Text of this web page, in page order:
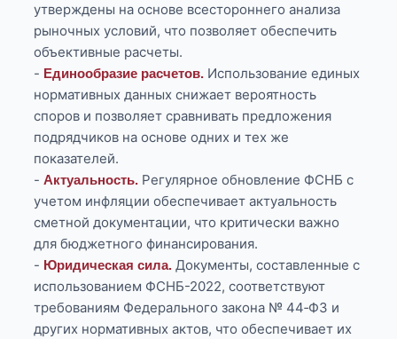
утверждены на основе всестороннего анализа
рыночных условий, что позволяет обеспечить
объективные расчеты.
- Единообразие расчетов. Использование единых
нормативных данных снижает вероятность
споров и позволяет сравнивать предложения
подрядчиков на основе одних и тех же
показателей.
-Актуальность. Регулярное обновление ФСНБ с
учетом инфляции обеспечивает актуальность
сметной документации, что критически важно
для бюджетного финансирования.
- Юридическая сила. Документы, составленные с
использованием ФСНБ-2022, соответствуют
требованиям Федерального закона № 44‑ФЗ и
других нормативных актов, что обеспечивает их